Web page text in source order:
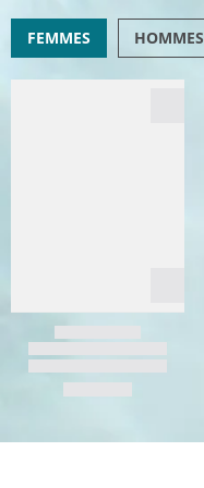
FEMMES HOMMES